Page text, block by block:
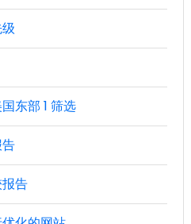
东部 1 筛选
告